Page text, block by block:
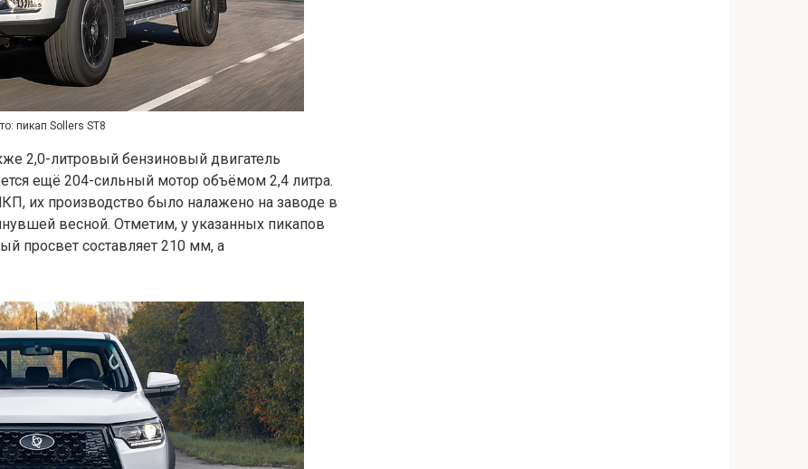
пикап Sollers ST8
2,0-литровый бензиновый двигатель
ещё 204-сильный мотор объёмом 2,4 литра.
их производство было налажено на заводе в
весной. Отметим, у указанных пикапов
просвет составляет 210 мм, а